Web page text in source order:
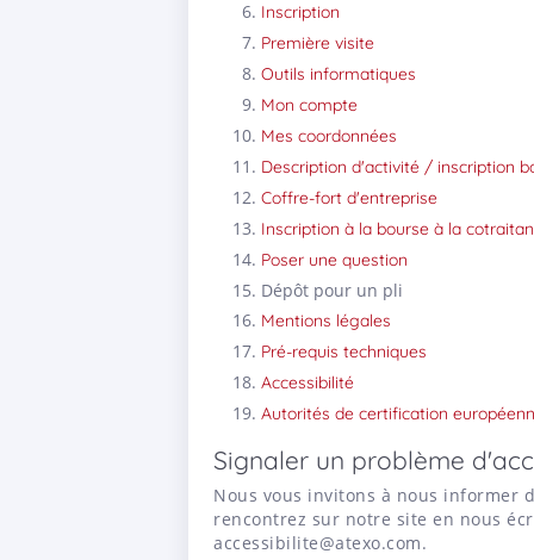
Inscription
Première visite
Outils informatiques
Mon compte
Mes coordonnées
Description d'activité / inscription
Coffre-fort d'entreprise
Inscription à la bourse à la
Poser une question
Dépôt pour un pli
Mentions légales
Pré-requis techniques
Accessibilité
Autorités de certification
Signaler un problème
Nous vous invitons à nous informer
rencontrez sur notre site en nous
accessibilite@atexo.com.